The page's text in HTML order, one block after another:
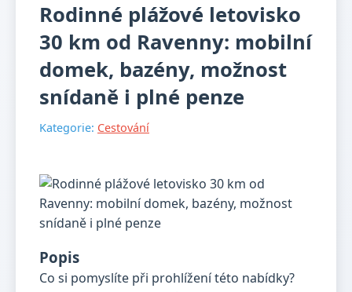
Rodinné plážové letovisko
30 km od Ravenny: mobilní
domek, bazény, možnost
snídaně i plné penze
Kategorie: Cestování
Popis
Co si pomyslíte při prohlížení této nabídky?